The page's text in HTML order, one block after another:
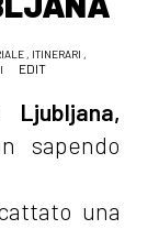
, ITINERARI ,
EDIT
Ljubljana,
sapendo
una